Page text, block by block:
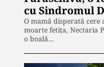
cu Sindromul
O mamă disperată
moarte fetița, Nectaria
o boală…